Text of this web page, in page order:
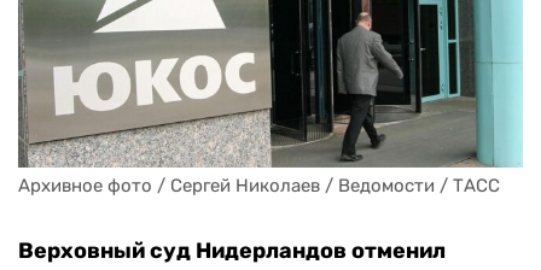
Архивное фото / Сергей Николаев / Ведомости / ТАСС
Верховный суд Нидерландов отменил